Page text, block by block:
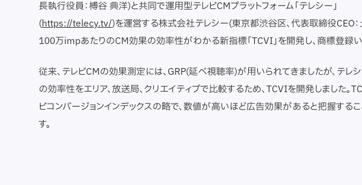
長執行役員：榑谷 典洋)と共同で運用型テレビCMプラットフォーム「テレシー」
(https://telecy.tv/)を運営する株式会社テレシー(東京都渋谷区、代表取締役CEO：
100万impあたりのCM効果の効率性がわかる新指標「TCVI」を開発し、商標登録い
従来、テレビCMの効果測定には、GRP(延べ視聴率)が用いられてきましたが、テレ
の効率性をエリア、放送局、クリエイティブで比較するため、TCVIを開発しました。
ビコンバージョンインデックスの略で、数値が高いほど広告効果があると把握する
す。